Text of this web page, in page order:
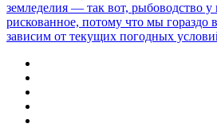
земледелия — так вот, рыбоводство у
рискованное, потому что мы гораздо
зависим от текущих погодных